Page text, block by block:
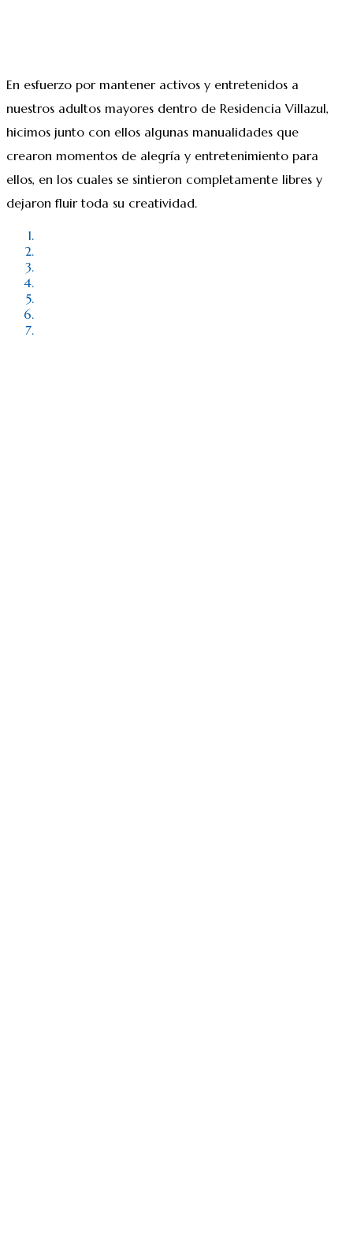
En esfuerzo por mantener activos y entretenidos a
nuestros adultos mayores dentro de Residencia Villazul,
hicimos junto con ellos algunas manualidades que
crearon momentos de alegría y entretenimiento para
ellos, en los cuales se sintieron completamente libres y
dejaron fluir toda su creatividad.